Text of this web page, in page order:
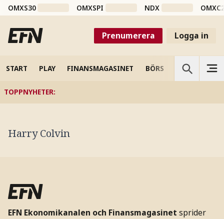
OMXS30 OMXSPI NDX
Prenumerera Logga in
START PLAY FINANSMAGASINET BÖRS VETENSKAP
TOPPNYHETER:
Harry Colvin
EFN Ekonomikanalen och Finansmagasinet sprider